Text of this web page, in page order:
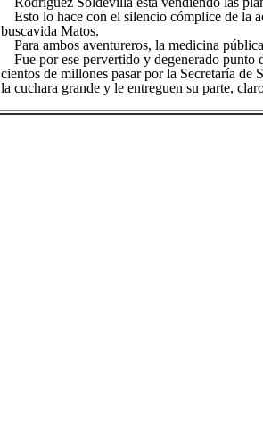
Esto lo hace con el silencio cómplice de la
buscavida Matos.
Para ambos aventureros, la medicina
Fue por ese pervertido y degenerado
cientos de millones pasar por la Secretaría
la cuchara grande y le entreguen su parte,